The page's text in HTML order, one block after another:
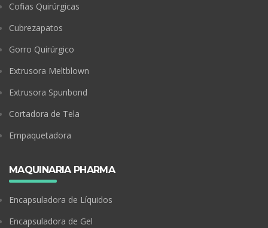
Cofias Quirúrgicas
Cubrezapatos
Gorro Quirúrgico
Extrusora Meltblown
Extrusora Spunbond
Cortadora de Tela
Empaquetadora
MAQUINARIA PHARMA
Encapsuladora de Líquidos
Encapsuladora de Gel